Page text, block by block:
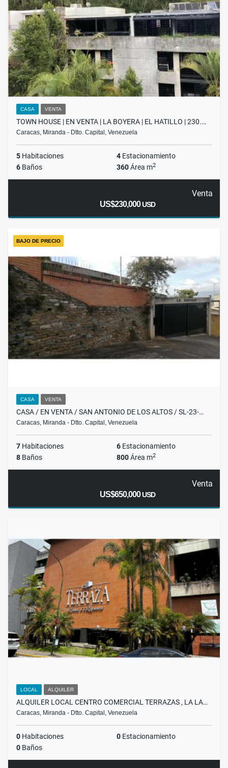
CASA VENTA
TOWN HOUSE | EN VENTA | LA BOYERA | EL HATILLO | 230.…
Caracas, Miranda - Dtto. Capital, Venezuela
5 Habitaciones 4 Estacionamiento
6 Baños 360Área m2
Venta
US$230,000USD
BAJO DE PRECIO
CASA VENTA
CASA / EN VENTA / SAN ANTONIO DE LOS ALTOS / SL-23-…
Caracas, Miranda - Dtto. Capital, Venezuela
7 Habitaciones 6 Estacionamiento
8 Baños 800Área m2
Venta
US$650,000USD
LOCAL ALQUILER
ALQUILER LOCAL CENTRO COMERCIAL TERRAZAS , LA LA…
Caracas, Miranda - Dtto. Capital, Venezuela
0 Habitaciones 0 Estacionamiento
0 Baños